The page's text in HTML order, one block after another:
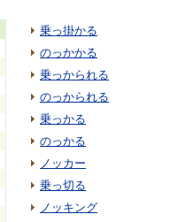
乗っ掛かる
のっかかる
乗っかられる
のっかられる
乗っかる
のっかる
ノッカー
乗っ切る
ノッキング